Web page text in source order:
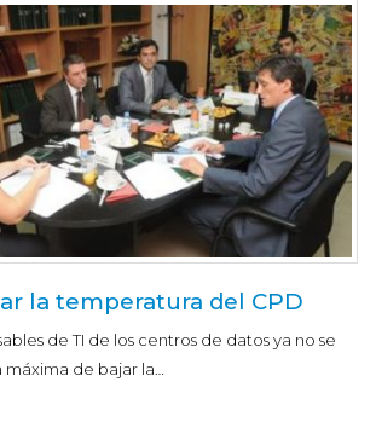
la temperatura del CPD
de TI de los centros de datos ya no se
máxima de bajar la…